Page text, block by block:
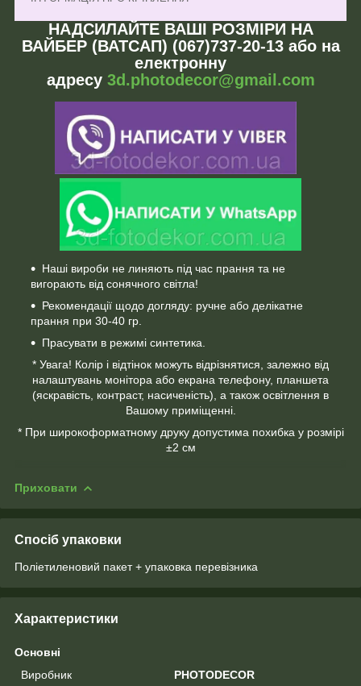
НАДСИЛАЙТЕ ВАШІ РОЗМІРИ НА
ВАЙБЕР (ВАТСАП) (067)737-20-13 або на
електронну
адресу 3d.photodecor@gmail.com
Наші вироби не линяють під час прання та не
вигорають від сонячного світла!
Рекомендації щодо догляду: ручне або делікатне
прання при 30-40 гр.
Прасувати в режимі синтетика.
* Увага! Колір і відтінок можуть відрізнятися, залежно від
налаштувань монітора або екрана телефону, планшета
(яскравість, контраст, насиченість), а також освітлення в
Вашому приміщенні.
* При широкоформатному друку допустима похибка у розмірі
±2 см
Приховати
Спосіб упаковки
Поліетиленовий пакет + упаковка перевізника
Характеристики
Основні
Виробник
PHOTODECOR